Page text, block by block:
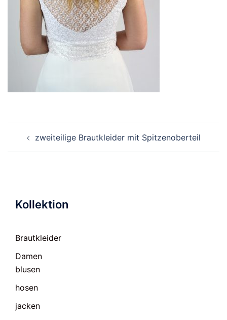
zweiteilige Brautkleider mit Spitzenoberteil
Kollektion
Brautkleider
Damen
blusen
hosen
jacken